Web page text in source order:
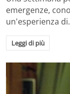
emergenze,
un'esperienza
Leggi di più